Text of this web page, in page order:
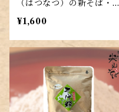
（はつなつ）の新そば・石
臼挽きそば粉
¥1,600